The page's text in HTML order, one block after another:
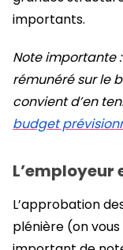
importants.
Note importante
rémunéré sur le
convient d’en
budget
L’employeur
L’approbation
plénière (on